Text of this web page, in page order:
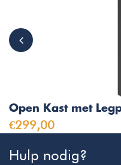
Open Kast met
€299,00
Hulp nodig?